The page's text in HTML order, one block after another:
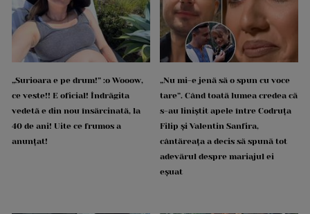
„Surioara e pe drum!” :o Wooow,
ce veste!! E oficial! Îndrăgita
vedetă e din nou însărcinată, la
40 de ani! Uite ce frumos a
anunțat!
„Nu mi-e jenă să o spun cu voce
tare”. Când toată lumea credea că
s-au liniștit apele între Codruța
Filip și Valentin Sanfira,
cântăreața a decis să spună tot
adevărul despre mariajul ei
eșuat